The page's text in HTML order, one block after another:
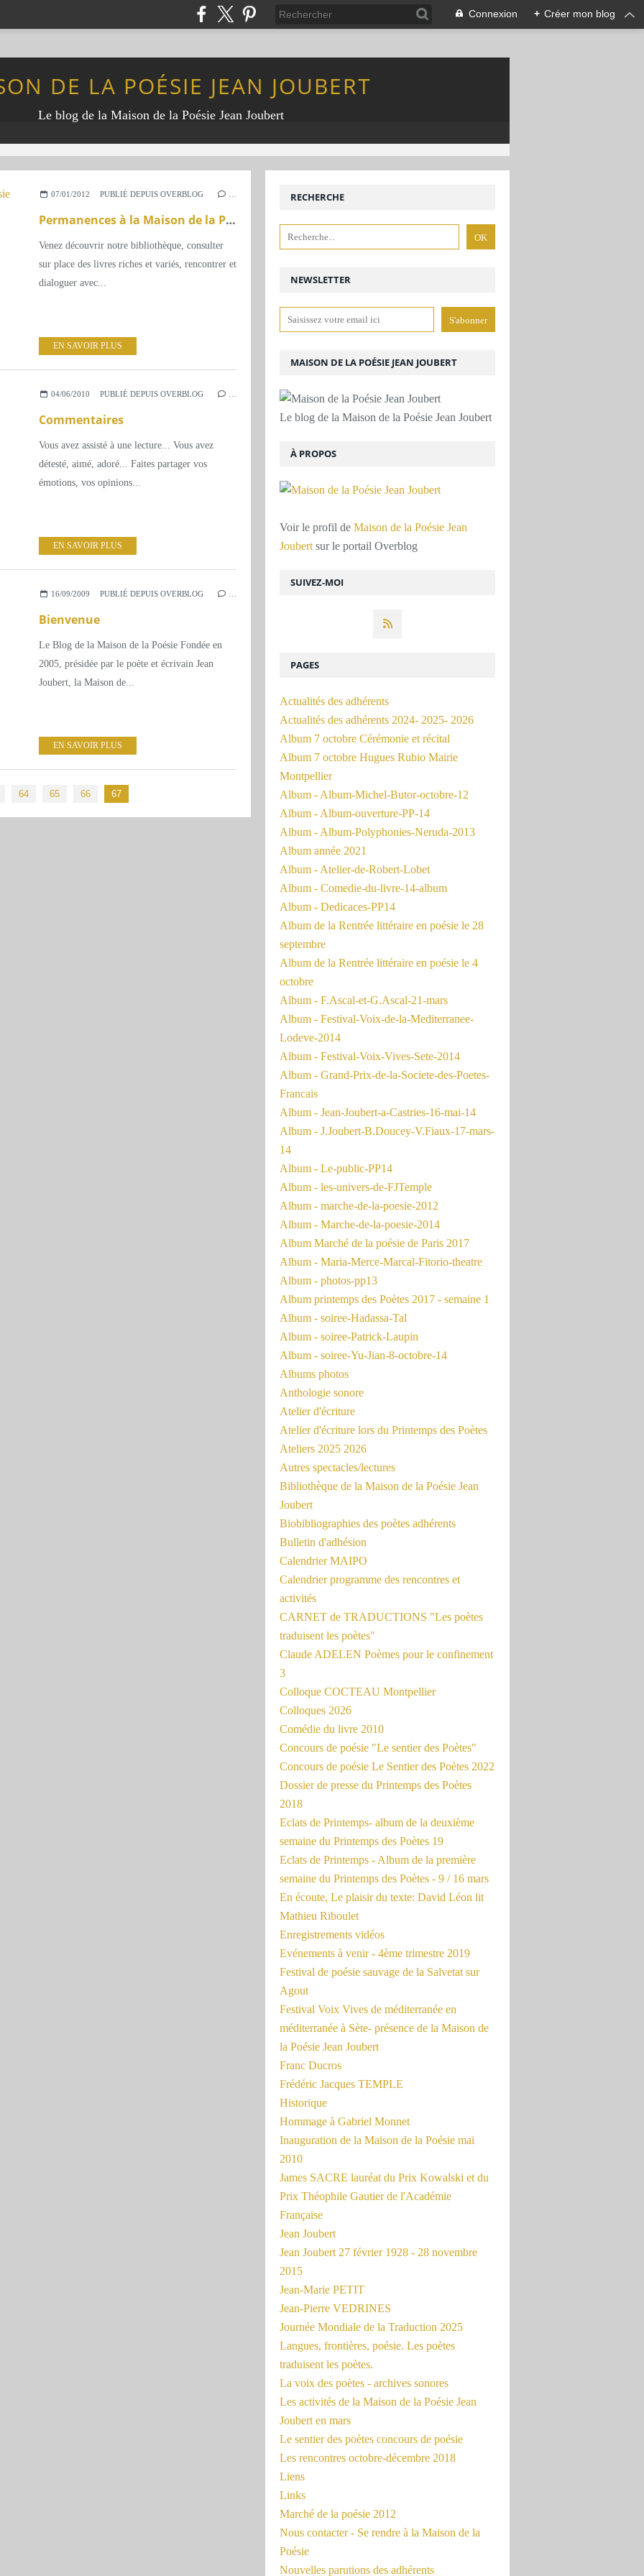
Connexion + Créer mon blog
DE LA POÉSIE JEAN JOUBERT
Le blog de la Maison de la Poésie Jean Joubert
07/01/2012 PUBLIÉ DEPUIS OVERBLOG
Permanences à la Maison de la Poésie
Venez découvrir notre bibliothèque, consulter
sur place des livres riches et variés, rencontrer et
dialoguer avec...
EN SAVOIR PLUS
04/06/2010 PUBLIÉ DEPUIS OVERBLOG
Commentaires
Vous avez assisté à une lecture... Vous avez
détesté, aimé, adoré... Faites partager vos
émotions, vos opinions...
EN SAVOIR PLUS
16/09/2009 PUBLIÉ DEPUIS OVERBLOG
Bienvenue
Le Blog de la Maison de la Poésie Fondée en
2005, présidée par le poète et écrivain Jean
Joubert, la Maison de...
EN SAVOIR PLUS
64 65 66 67
NEWSLETTER
SUIVEZ-MOI
RECHERCHE
MAISON DE LA POÉSIE JEAN JOUBERT
Le blog de la Maison de la Poésie Jean Joubert
À PROPOS
Voir le profil de Maison de la Poésie Jean
Joubert sur le portail Overblog
PAGES
Actualités des adhérents
Actualités des adhérents 2024- 2025- 2026
Album 7 octobre Cérémonie et récital
Album 7 octobre Hugues Rubio Mairie
Montpellier
Album - Album-Michel-Butor-octobre-12
Album - Album-ouverture-PP-14
Album - Album-Polyphonies-Neruda-2013
Album année 2021
Album - Atelier-de-Robert-Lobet
Album - Comedie-du-livre-14-album
Album - Dedicaces-PP14
Album de la Rentrée littéraire en poésie le 28
septembre
Album de la Rentrée littéraire en poésie le 4
octobre
Album - F.Ascal-et-G.Ascal-21-mars
Album - Festival-Voix-de-la-Mediterranee-
Lodeve-2014
Album - Festival-Voix-Vives-Sete-2014
Album - Grand-Prix-de-la-Societe-des-Poetes-
Francais
Album - Jean-Joubert-a-Castries-16-mai-14
Album - J.Joubert-B.Doucey-V.Fiaux-17-mars-
14
Album - Le-public-PP14
Album - les-univers-de-FJTemple
Album - marche-de-la-poesie-2012
Album - Marche-de-la-poesie-2014
Album Marché de la poésie de Paris 2017
Album - Maria-Merce-Marcal-Fitorio-theatre
Album - photos-pp13
Album printemps des Poètes 2017 - semaine 1
Album - soiree-Hadassa-Tal
Album - soiree-Patrick-Laupin
Album - soiree-Yu-Jian-8-octobre-14
Albums photos
Anthologie sonore
Atelier d'écriture
Atelier d'écriture lors du Printemps des Poètes
Ateliers 2025 2026
Autres spectacles/lectures
Bibliothèque de la Maison de la Poésie Jean
Joubert
Biobibliographies des poètes adhérents
Bulletin d'adhésion
Calendrier MAIPO
Calendrier programme des rencontres et
activités
CARNET de TRADUCTIONS "Les poètes
traduisent les poètes"
Claude ADELEN Poèmes pour le confinement
3
Colloque COCTEAU Montpellier
Colloques 2026
Comédie du livre 2010
Concours de poésie "Le sentier des Poètes"
Concours de poésie Le Sentier des Poètes 2022
Dossier de presse du Printemps des Poètes
2018
Eclats de Printemps- album de la deuxième
semaine du Printemps des Poètes 19
Eclats de Printemps - Album de la première
semaine du Printemps des Poètes - 9 / 16 mars
En écoute, Le plaisir du texte: David Léon lit
Mathieu Riboulet
Enregistrements vidéos
Evénements à venir - 4ème trimestre 2019
Festival de poésie sauvage de la Salvetat sur
Agout
Festival Voix Vives de méditerranée en
méditerranée à Sète- présence de la Maison de
la Poésie Jean Joubert
Franc Ducros
Frédéric Jacques TEMPLE
Historique
Hommage à Gabriel Monnet
Inauguration de la Maison de la Poésie mai
2010
James SACRE lauréat du Prix Kowalski et du
Prix Théophile Gautier de l'Académie
Française
Jean Joubert
Jean Joubert 27 février 1928 - 28 novembre
2015
Jean-Marie PETIT
Jean-Pierre VEDRINES
Journée Mondiale de la Traduction 2025
Langues, frontières, poésie. Les poètes
traduisent les poètes.
La voix des poètes - archives sonores
Les activités de la Maison de la Poésie Jean
Joubert en mars
Le sentier des poètes concours de poésie
Les rencontres octobre-décembre 2018
Liens
Links
Marché de la poésie 2012
Nous contacter - Se rendre à la Maison de la
Poésie
Nouvelles parutions des adhérents